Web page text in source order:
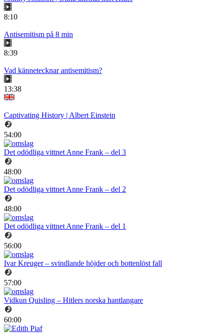
8:10
Antisemitism på 8 min
8:39
Vad kännetecknar antisemitism?
13:38
Captivating History | Albert Einstein
54:00
Det odödliga vittnet Anne Frank – del 3
48:00
Det odödliga vittnet Anne Frank – del 2
48:00
Det odödliga vittnet Anne Frank – del 1
56:00
Ivar Kreuger – svindlande höjder och bottenlöst fall
57:00
Vidkun Quisling – Hitlers norska hantlangare
60:00